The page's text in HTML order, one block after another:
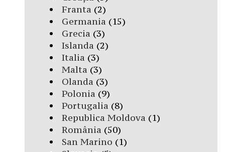
Franta (2)
Germania (15)
Grecia (3)
Islanda (2)
Italia (3)
Malta (3)
Olanda (3)
Polonia (9)
Portugalia (8)
Republica Moldova (1)
România (50)
San Marino (1)